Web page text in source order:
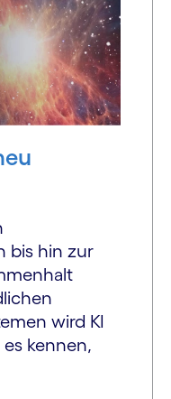
bis hin zur
wird KI
kennen,